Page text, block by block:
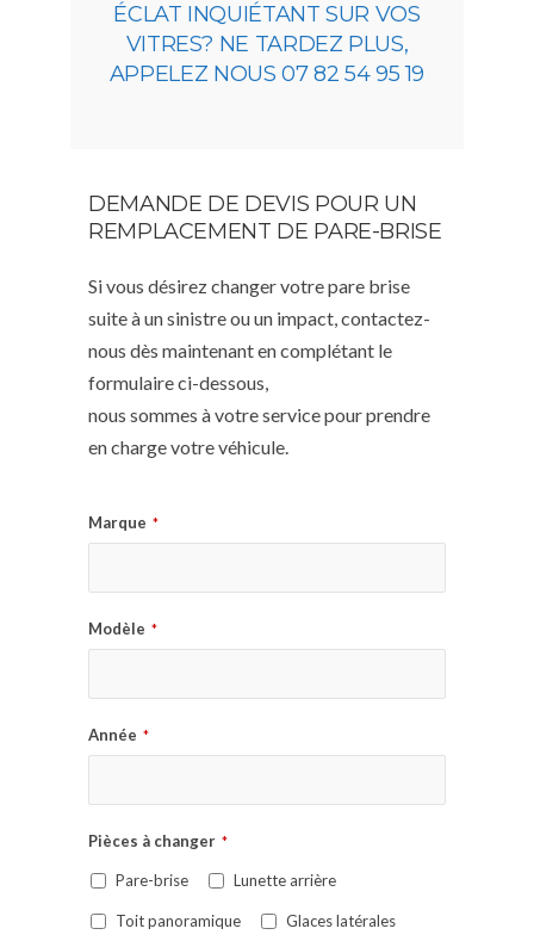
ÉCLAT INQUIÉTANT SUR VOS
VITRES? NE TARDEZ PLUS,
APPELEZ NOUS 07 82 54 95 19
DEMANDE DE DEVIS POUR UN
REMPLACEMENT DE PARE-BRISE
Si vous désirez changer votre pare brise
suite à un sinistre ou un impact, contactez-
nous dès maintenant en complétant le
formulaire ci-dessous,
nous sommes à votre service pour prendre
en charge votre véhicule.
Marque *
Modèle *
Année *
Pièces à changer *
Pare-brise Lunette arrière
Toit panoramique Glaces latérales